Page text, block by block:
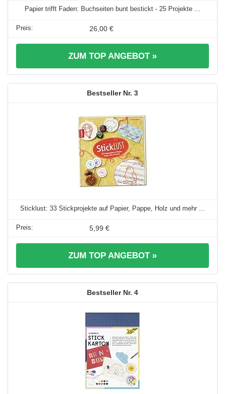
Papier trifft Faden: Buchseiten bunt bestickt - 25 Projekte ...
26,00 €
ZUM TOP ANGEBOT »
3
Sticklust: 33 Stickprojekte auf Papier, Pappe, Holz und mehr ...
5,99 €
ZUM TOP ANGEBOT »
4